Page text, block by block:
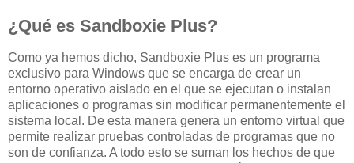
¿Qué es Sandboxie Plus?
Como ya hemos dicho, Sandboxie Plus es un programa
exclusivo para Windows que se encarga de crear un
entorno operativo aislado en el que se ejecutan o instalan
aplicaciones o programas sin modificar permanentemente el
sistema local. De esta manera genera un entorno virtual que
permite realizar pruebas controladas de programas que no
son de confianza. A todo esto se suman los hechos de que